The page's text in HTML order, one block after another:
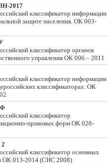
2017
классификатор информации
защите населения. ОК 003-
классификатор органов
управления ОК 006 – 2011
классификатор информации
классификаторах. ОК
классификатор
правовых форм ОК 028-
классификатор основных
ОК 013-2014 (СНС 2008)